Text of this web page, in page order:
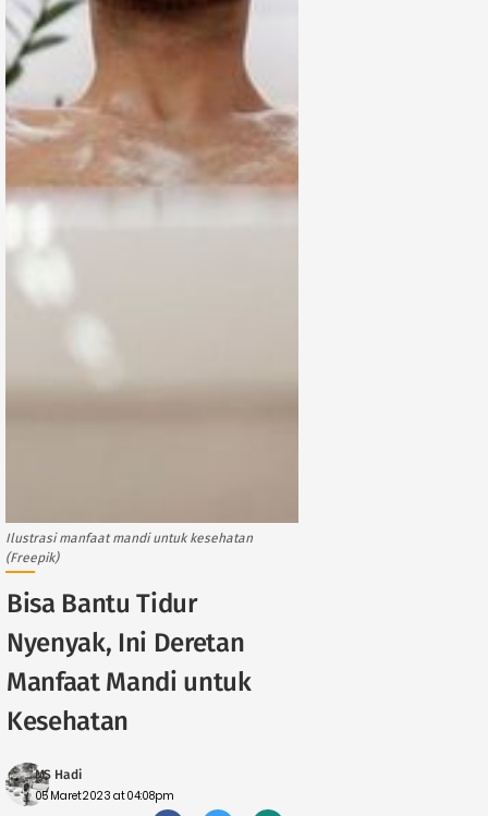
Ilustrasi manfaat mandi untuk kesehatan
(Freepik)
Bisa Bantu Tidur
Nyenyak, Ini Deretan
Manfaat Mandi untuk
Kesehatan
MS Hadi
05 Maret 2023 at 04:08pm